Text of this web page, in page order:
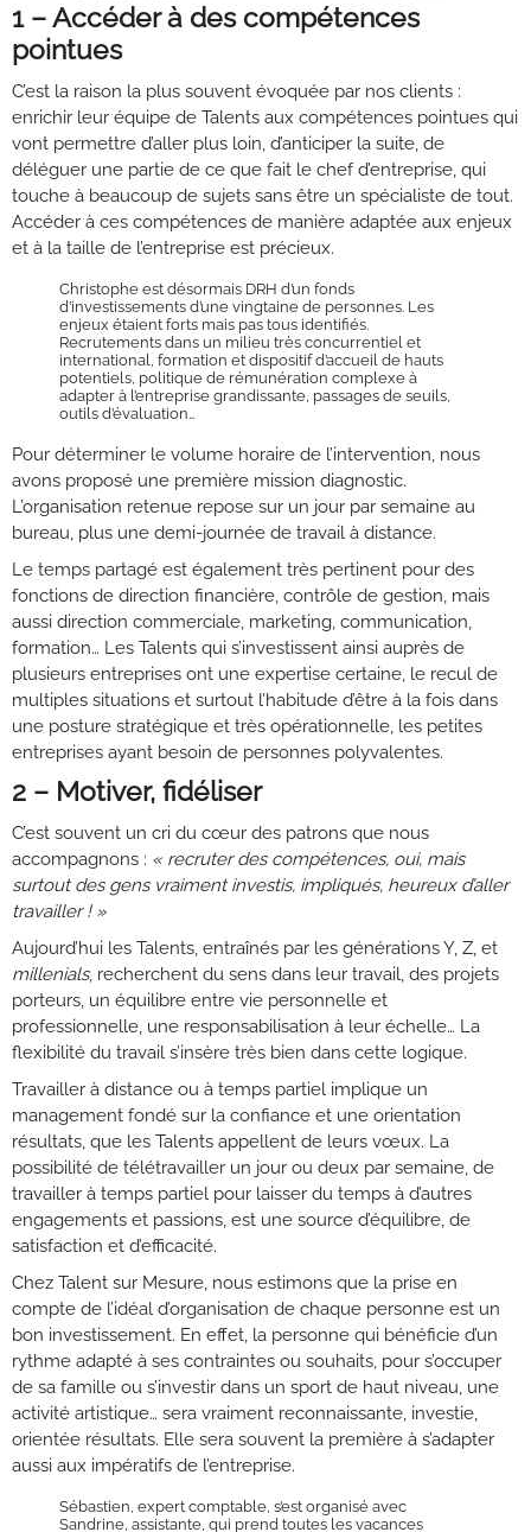
1 – Accéder à des compétences
pointues
C’est la raison la plus souvent évoquée par nos clients :
enrichir leur équipe de Talents aux compétences pointues qui
vont permettre d’aller plus loin, d’anticiper la suite, de
déléguer une partie de ce que fait le chef d’entreprise, qui
touche à beaucoup de sujets sans être un spécialiste de tout.
Accéder à ces compétences de manière adaptée aux enjeux
et à la taille de l’entreprise est précieux.
Christophe est désormais DRH d’un fonds
d’investissements d’une vingtaine de personnes. Les
enjeux étaient forts mais pas tous identifiés.
Recrutements dans un milieu très concurrentiel et
international, formation et dispositif d’accueil de hauts
potentiels, politique de rémunération complexe à
adapter à l’entreprise grandissante, passages de seuils,
outils d’évaluation…
Pour déterminer le volume horaire de l’intervention, nous
avons proposé une première mission diagnostic.
L’organisation retenue repose sur un jour par semaine au
bureau, plus une demi-journée de travail à distance.
Le temps partagé est également très pertinent pour des
fonctions de direction financière, contrôle de gestion, mais
aussi direction commerciale, marketing, communication,
formation… Les Talents qui s’investissent ainsi auprès de
plusieurs entreprises ont une expertise certaine, le recul de
multiples situations et surtout l’habitude d’être à la fois dans
une posture stratégique et très opérationnelle, les petites
entreprises ayant besoin de personnes polyvalentes.
2 – Motiver, fidéliser
C’est souvent un cri du cœur des patrons que nous
accompagnons : « recruter des compétences, oui, mais
surtout des gens vraiment investis, impliqués, heureux d’aller
travailler ! »
Aujourd’hui les Talents, entraînés par les générations Y, Z, et
millenials, recherchent du sens dans leur travail, des projets
porteurs, un équilibre entre vie personnelle et
professionnelle, une responsabilisation à leur échelle… La
flexibilité du travail s’insère très bien dans cette logique.
Travailler à distance ou à temps partiel implique un
management fondé sur la confiance et une orientation
résultats, que les Talents appellent de leurs vœux. La
possibilité de télétravailler un jour ou deux par semaine, de
travailler à temps partiel pour laisser du temps à d’autres
engagements et passions, est une source d’équilibre, de
satisfaction et d’efficacité.
Chez Talent sur Mesure, nous estimons que la prise en
compte de l’idéal d’organisation de chaque personne est un
bon investissement. En effet, la personne qui bénéficie d’un
rythme adapté à ses contraintes ou souhaits, pour s’occuper
de sa famille ou s’investir dans un sport de haut niveau, une
activité artistique… sera vraiment reconnaissante, investie,
orientée résultats. Elle sera souvent la première à s’adapter
aussi aux impératifs de l’entreprise.
Sébastien, expert comptable, s’est organisé avec
Sandrine, assistante, qui prend toutes les vacances